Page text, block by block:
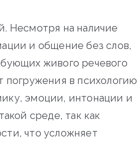
Несмотря на наличие
и общение без слов,
живого речевого
погружения в психологию
эмоции, интонации и
среде, так как
что усложняет